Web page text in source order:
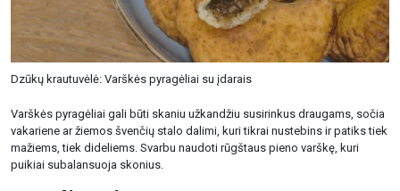
Dzūkų krautuvėlė: Varškės pyragėliai su įdarais
Varškės pyragėliai gali būti skaniu užkandžiu susirinkus draugams, sočia
vakariene ar žiemos švenčių stalo dalimi, kuri tikrai nustebins ir patiks tiek
mažiems, tiek dideliems. Svarbu naudoti rūgštaus pieno varškę, kuri
puikiai subalansuoja skonius.